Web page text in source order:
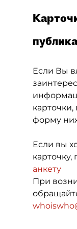
Если Вы
форму
Если вы
карточку,
анкету
При